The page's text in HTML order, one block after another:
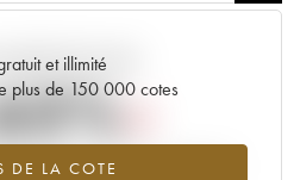
et illimité
plus de 150 000 cotes
DE LA COTE
de la cote
2019 en 2026 par rapport à